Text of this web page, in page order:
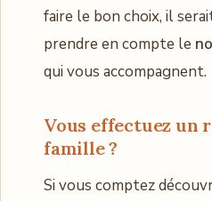
faire le bon choix, il
prendre en compte le
qui vous accompagnent.
Vous effectuez un
famille ?
Si vous comptez